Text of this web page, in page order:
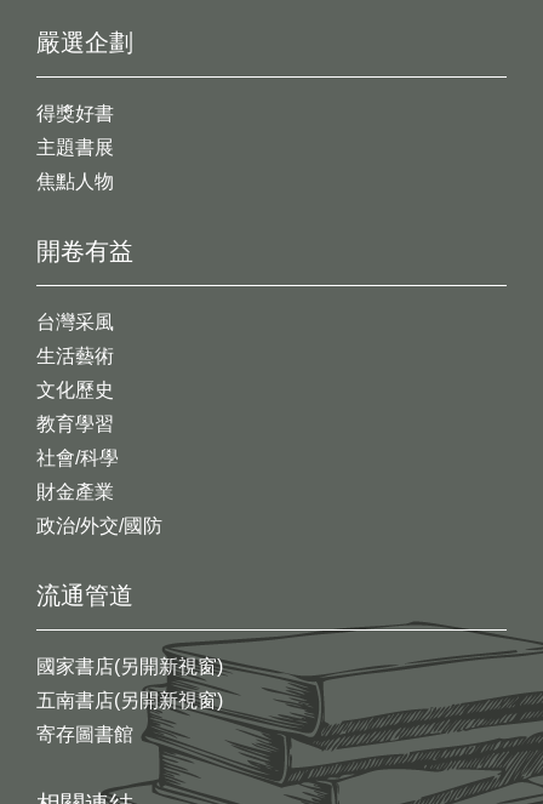
開卷有益
台灣采風
生活藝術
文化歷史
教育學習
社會/科學
財金產業
政治/外交/國防
嚴選企劃
得獎好書
主題書展
焦點人物
流通管道
國家書店(另開新視窗)
五南書店(另開新視窗)
寄存圖書館